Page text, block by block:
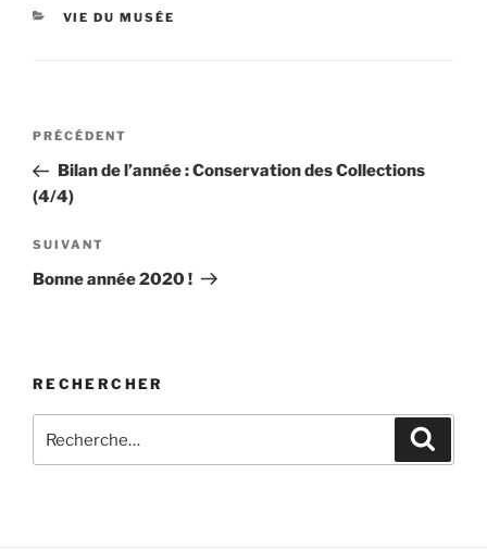
CATÉGORIES
VIE DU MUSÉE
Navigation
l’article
Article
précédent
PRÉCÉDENT
Bilan de l’année : Conservation des Collections
(4/4)
Article
suivant
SUIVANT
Bonne année 2020 !
RECHERCHER
pour